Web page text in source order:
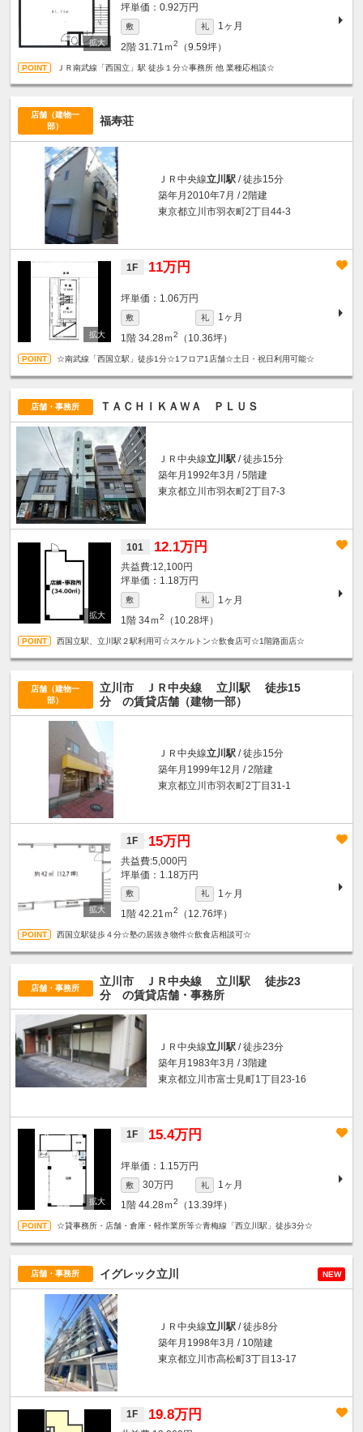
坪単価：0.92万円
敷 礼
1ヶ月
2階 31.71ｍ2 （9.59坪）
ＪＲ南武線「西国立」駅 徒歩１分☆事務所 他 業種応相談☆
店舗（建物一
部）
福寿荘
ＪＲ中央線立川駅 / 徒歩15分
築年月2010年7月 / 2階建
東京都立川市羽衣町2丁目44-3
1F 11万円
坪単価：1.06万円
敷 礼
1ヶ月
1階 34.28ｍ2 （10.36坪）
☆南武線「西国立駅」徒歩1分☆1フロア1店舗☆土日・祝日利用可能☆
店舗・事務所 ＴＡＣＨＩＫＡＷＡ ＰＬＵＳ
ＪＲ中央線立川駅 / 徒歩15分
築年月1992年3月 / 5階建
東京都立川市羽衣町2丁目7-3
101 12.1万円
12,100円
坪単価：1.18万円
敷 礼
1ヶ月
1階 34ｍ2 （10.28坪）
西国立駅、立川駅２駅利用可☆スケルトン☆飲食店可☆1階路面店☆
店舗（建物一
部）
立川市 ＪＲ中央線 立川駅
徒歩15
分 の賃貸店舗（建物一部）
ＪＲ中央線立川駅 / 徒歩15分
築年月1999年12月 / 2階建
東京都立川市羽衣町2丁目31-1
1F 15万円
5,000円
坪単価：1.18万円
敷 礼
1ヶ月
1階 42.21ｍ2 （12.76坪）
西国立駅徒歩４分☆塾の居抜き物件☆飲食店相談可☆
店舗・事務所
立川市 ＪＲ中央線 立川駅
徒歩23
分 の賃貸店舗・事務所
ＪＲ中央線立川駅 / 徒歩23分
築年月1983年3月 / 3階建
東京都立川市富士見町1丁目23-16
1F 15.4万円
坪単価：1.15万円
敷 30万円 礼
1ヶ月
1階 44.28ｍ2 （13.39坪）
☆貸事務所・店舗・倉庫・軽作業所等☆青梅線「西立川駅」徒歩3分☆
店舗・事務所 イグレック立川 NEW
ＪＲ中央線立川駅 / 徒歩8分
築年月1998年3月 / 10階建
東京都立川市高松町3丁目13-17
1F 19.8万円